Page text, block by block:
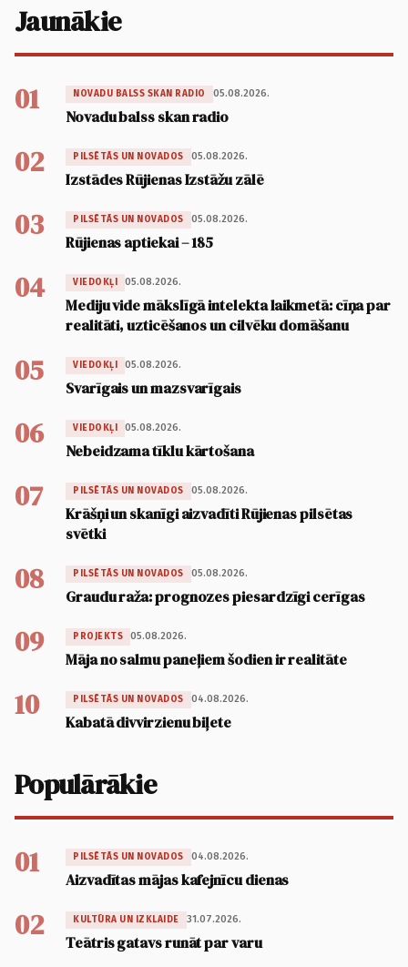
Jaunākie
01 NOVADU BALSS SKAN RADIO 05.08.2026.
Novadu balss skan radio
02 PILSĒTĀS UN NOVADOS 05.08.2026.
Izstādes Rūjienas Izstāžu zālē
03 PILSĒTĀS UN NOVADOS 05.08.2026.
Rūjienas aptiekai – 185
04 VIEDOKĻI 05.08.2026.
Mediju vide mākslīgā intelekta laikmetā: cīņa par
realitāti, uzticēšanos un cilvēku domāšanu
05 VIEDOKĻI 05.08.2026.
Svarīgais un mazsvarīgais
06 VIEDOKĻI 05.08.2026.
Nebeidzama tīklu kārtošana
07 PILSĒTĀS UN NOVADOS 05.08.2026.
Krāšņi un skanīgi aizvadīti Rūjienas pilsētas
svētki
08 PILSĒTĀS UN NOVADOS 05.08.2026.
Graudu raža: prognozes piesardzīgi cerīgas
09 PROJEKTS 05.08.2026.
Māja no salmu paneļiem šodien ir realitāte
10 PILSĒTĀS UN NOVADOS 04.08.2026.
Kabatā divvirzienu biļete
Populārākie
01 PILSĒTĀS UN NOVADOS 04.08.2026.
Aizvadītas mājas kafejnīcu dienas
02 KULTŪRA UN IZKLAIDE 31.07.2026.
Teātris gatavs runāt par varu